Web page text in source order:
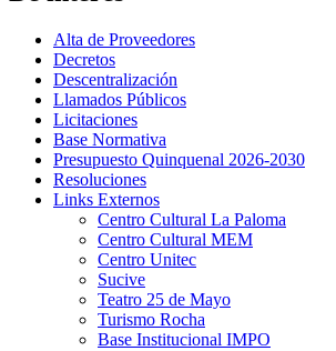
Alta de Proveedores
Decretos
Descentralización
Llamados Públicos
Licitaciones
Base Normativa
Presupuesto Quinquenal 2026-2030
Resoluciones
Links Externos
Centro Cultural La Paloma
Centro Cultural MEM
Centro Unitec
Sucive
Teatro 25 de Mayo
Turismo Rocha
Base Institucional IMPO